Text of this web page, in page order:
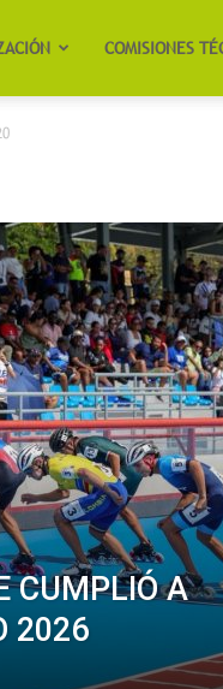
COMISIONES
CUMPLIÓ A
2026